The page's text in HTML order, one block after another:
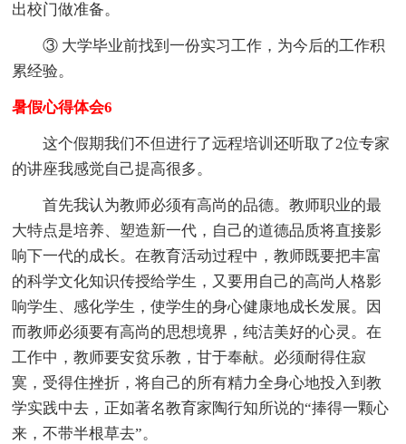
出校门做准备。
③ 大学毕业前找到一份实习工作，为今后的工作积
累经验。
暑假心得体会6
这个假期我们不但进行了远程培训还听取了2位专家
的讲座我感觉自己提高很多。
首先我认为教师必须有高尚的品德。教师职业的最
大特点是培养、塑造新一代，自己的道德品质将直接影
响下一代的成长。在教育活动过程中，教师既要把丰富
的科学文化知识传授给学生，又要用自己的高尚人格影
响学生、感化学生，使学生的身心健康地成长发展。因
而教师必须要有高尚的思想境界，纯洁美好的心灵。在
工作中，教师要安贫乐教，甘于奉献。必须耐得住寂
寞，受得住挫折，将自己的所有精力全身心地投入到教
学实践中去，正如著名教育家陶行知所说的“捧得一颗心
来，不带半根草去”。